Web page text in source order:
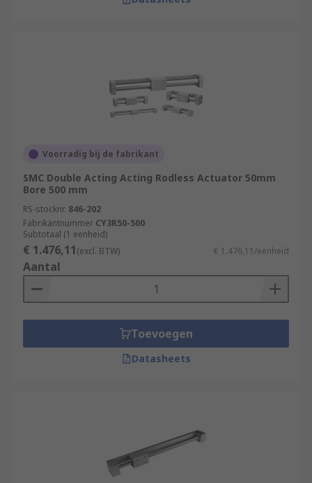
Voorradig bij de fabrikant
SMC Double Acting Acting Rodless Actuator 50mm
Bore 500 mm
RS-stocknr. 846-202
Fabrikantnummer CY3R50-500
Subtotaal (1 eenheid)
€ 1.476,11(excl. BTW) € 1.476,11/eenheid
Aantal
Toevoegen
Datasheets